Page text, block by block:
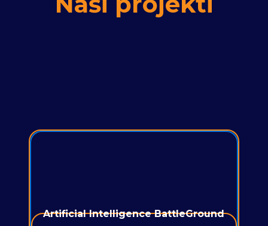
Artificial Intelligence BattleGround